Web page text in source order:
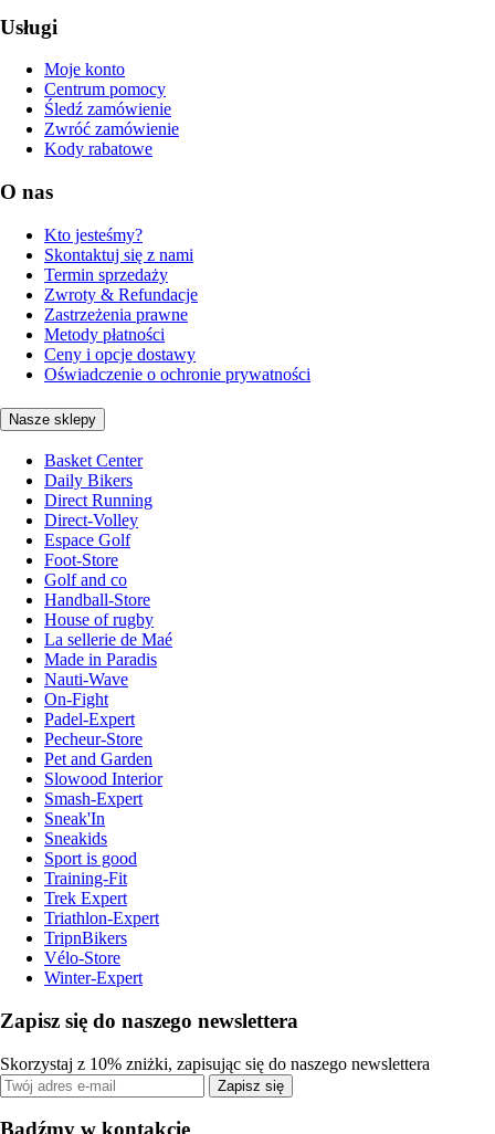
Usługi
Moje konto
Centrum pomocy
Śledź zamówienie
Zwróć zamówienie
Kody rabatowe
O nas
Kto jesteśmy?
Skontaktuj się z nami
Termin sprzedaży
Zwroty & Refundacje
Zastrzeżenia prawne
Metody płatności
Ceny i opcje dostawy
Oświadczenie o ochronie prywatności
Nasze sklepy
Basket Center
Daily Bikers
Direct Running
Direct-Volley
Espace Golf
Foot-Store
Golf and co
Handball-Store
House of rugby
La sellerie de Maé
Made in Paradis
Nauti-Wave
On-Fight
Padel-Expert
Pecheur-Store
Pet and Garden
Slowood Interior
Smash-Expert
Sneak'In
Sneakids
Sport is good
Training-Fit
Trek Expert
Triathlon-Expert
TripnBikers
Vélo-Store
Winter-Expert
Zapisz się do naszego newslettera
Skorzystaj z 10% zniżki, zapisując się do naszego newslettera
Zapisz się